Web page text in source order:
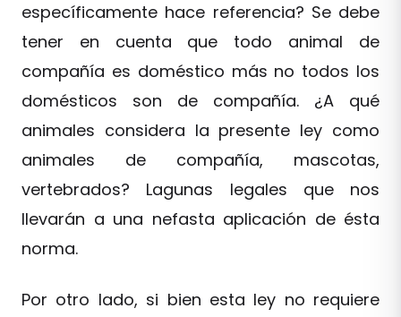
específicamente hace referencia? Se debe
tener en cuenta que todo animal de
compañía es doméstico más no todos los
domésticos son de compañía. ¿A qué
animales considera la presente ley como
animales de compañía, mascotas,
vertebrados? Lagunas legales que nos
llevarán a una nefasta aplicación de ésta
norma.
Por otro lado, si bien esta ley no requiere